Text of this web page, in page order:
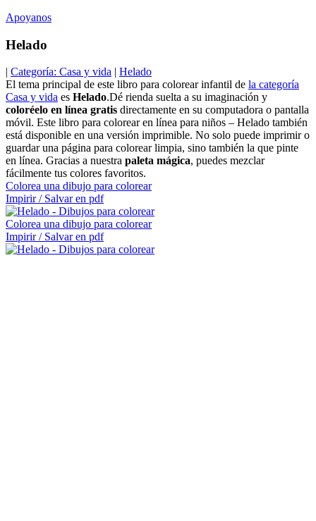
Apoyanos
Helado
| Categoría: Casa y vida | Helado
El tema principal de este libro para colorear infantil de la categoría
Casa y vida es Helado.Dé rienda suelta a su imaginación y
coloréelo en línea gratis directamente en su computadora o pantalla
móvil. Este libro para colorear en línea para niños – Helado también
está disponible en una versión imprimible. No solo puede imprimir o
guardar una página para colorear limpia, sino también la que pinte
en línea. Gracias a nuestra paleta mágica, puedes mezclar
fácilmente tus colores favoritos.
Colorea una dibujo para colorear
Impirir / Salvar en pdf
Colorea una dibujo para colorear
Impirir / Salvar en pdf